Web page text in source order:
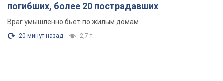
погибших, более 20 пострадавших
Враг умышленно бьет по жилым домам
20 минут назад 2,7 т.